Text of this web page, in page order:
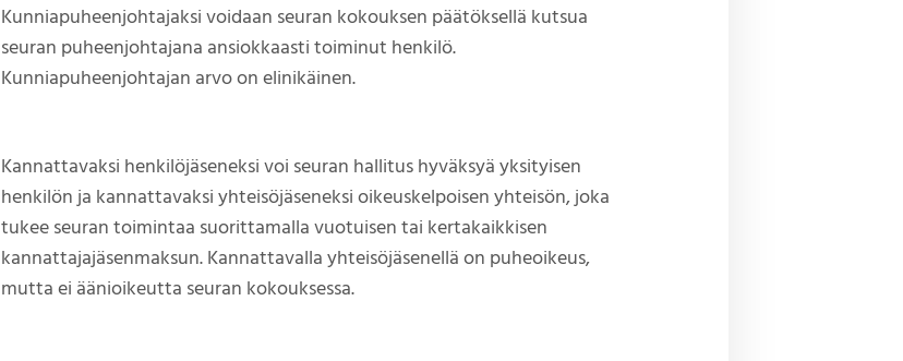
Kunniapuheenjohtajaksi voidaan seuran kokouksen päätöksellä kutsua
seuran puheenjohtajana ansiokkaasti toiminut henkilö.
Kunniapuheenjohtajan arvo on elinikäinen.
Kannattavaksi henkilöjäseneksi voi seuran hallitus hyväksyä yksityisen
henkilön ja kannattavaksi yhteisöjäseneksi oikeuskelpoisen yhteisön, joka
tukee seuran toimintaa suorittamalla vuotuisen tai kertakaikkisen
kannattajajäsenmaksun. Kannattavalla yhteisöjäsenellä on puheoikeus,
mutta ei äänioikeutta seuran kokouksessa.